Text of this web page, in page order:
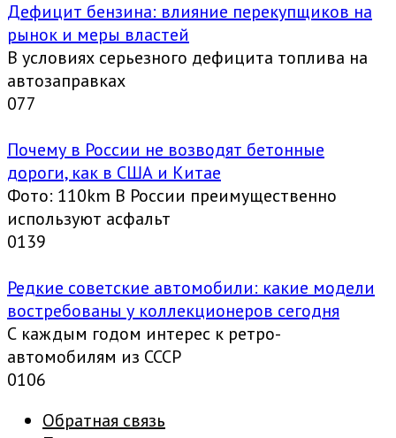
Дефицит бензина: влияние перекупщиков на
рынок и меры властей
В условиях серьезного дефицита топлива на
автозаправках
077
Почему в России не возводят бетонные
дороги, как в США и Китае
Фото: 110km В России преимущественно
используют асфальт
0139
Редкие советские автомобили: какие модели
востребованы у коллекционеров сегодня
С каждым годом интерес к ретро-
автомобилям из СССР
0106
Обратная связь